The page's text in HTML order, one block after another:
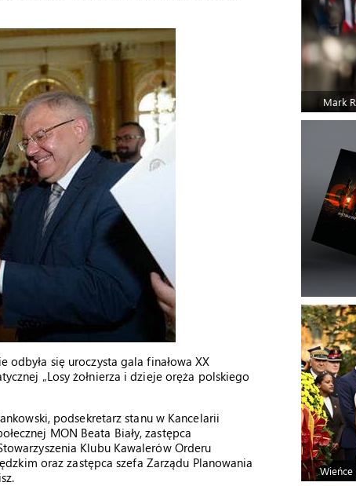
się uroczysta gala finałowa XX
„Losy żołnierza i dzieje oręża polskiego
podsekretarz stanu w Kancelarii
MON Beata Biały, zastępca
Klubu Kawalerów Orderu
oraz zastępca szefa Zarządu Planowania
Mark